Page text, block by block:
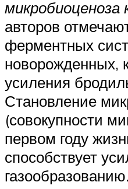
микробиоценоза
авторов
ферментных
новорожденных,
усиления
Становление
(совокупности
первом году
способствует
газообразованию.